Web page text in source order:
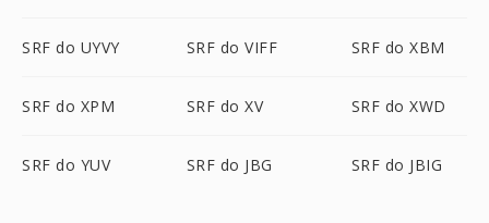
SRF do UYVY SRF do VIFF SRF do XBM
SRF do XPM SRF do XV SRF do XWD
SRF do YUV SRF do JBG SRF do JBIG